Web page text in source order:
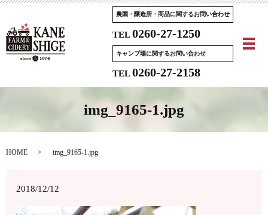
農園・醸造所・商品に関するお問い合わせ
TEL0260-27-1250
キャンプ場に関するお問い合わせ
TEL0260-27-2158
メ
img_9165-1.jpg
HOME img_9165-1.jpg
2018/12/12